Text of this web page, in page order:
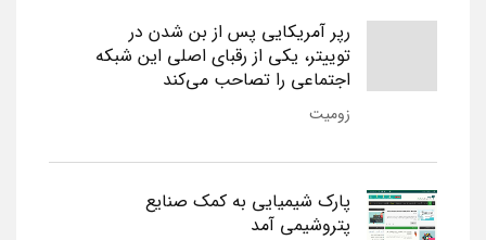
رپر آمریکایی پس از بن شدن در
توییتر، یکی از رقبای اصلی این شبکه
اجتماعی را تصاحب می‌کند
زومیت
پارک شیمیایی به کمک صنایع
پتروشیمی آمد